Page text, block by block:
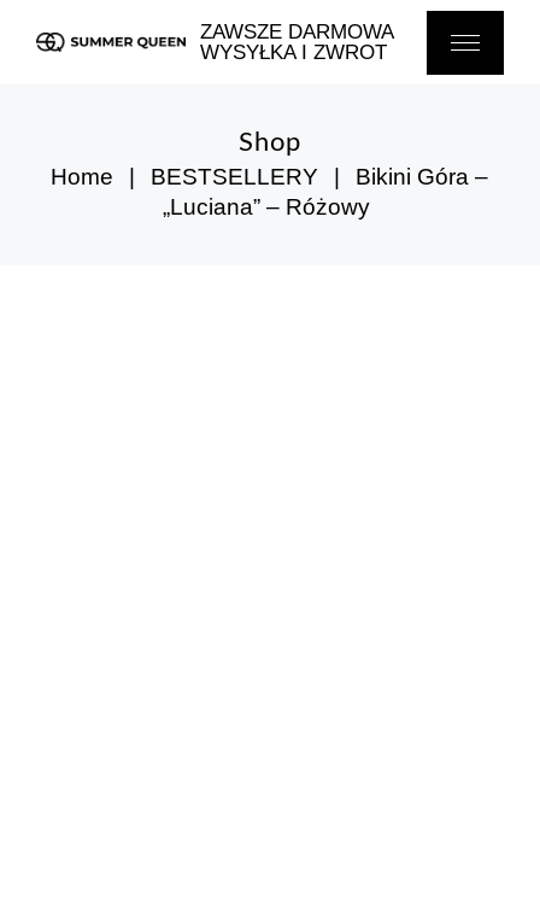
ZAWSZE DARMOWA
WYSYŁKA I ZWROT
Shop
Home BESTSELLERY
Bikini Góra –
„Luciana” – Różowy